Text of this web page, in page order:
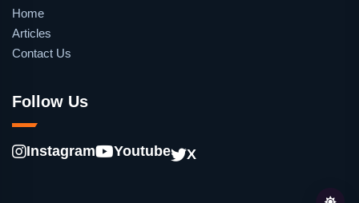
Home
Articles
Contact Us
Follow Us
Instagram Youtube X